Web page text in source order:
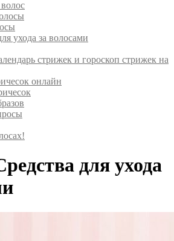
ухода за волосами
стрижек и гороскоп стрижек на
онлайн
для ухода